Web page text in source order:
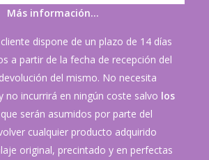
Más información…
cliente dispone de un plazo de 14 días
a partir de la fecha de recepción del
del mismo. No necesita
no incurrirá en ningún coste salvo los
que serán asumidos por parte del
cualquier producto adquirido
original, precintado y en perfectas